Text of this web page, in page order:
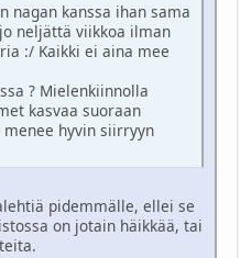
nagan kanssa ihan sama
neljättä viikkoa ilman
:/ Kaikki ei aina mee
? Mielenkiinnolla
kasvaa suoraan
menee hyvin siirryyn
pidemmälle, ellei se
on jotain häikkää, tai